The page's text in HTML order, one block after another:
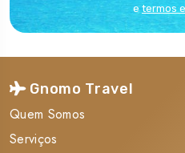
e termos
Gnomo Travel
Quem Somos
Serviços